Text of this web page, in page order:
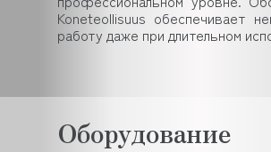
Koneteollisuus обеспечивает
работу даже при длительном
Оборудование